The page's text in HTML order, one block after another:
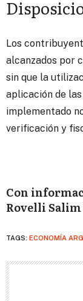
Los
alcanzados por
sin que la
aplicación de
implementado
verificación y
Con
Rovelli
TAGS: ECONOMÍA